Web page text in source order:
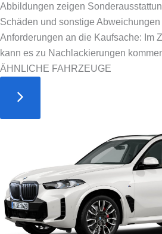
Abbildungen zeigen
Schäden und sonstige
Anforderungen an die Kaufsache: Im
kann es zu Nachlackierungen
ÄHNLICHE FAHRZEUGE